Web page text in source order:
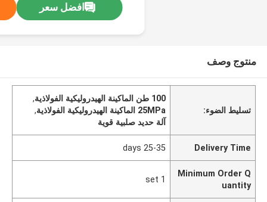
افضل سعر
منتوج وصف
تسليط الضوء:
100 طن الماكينة الهيدروليكية الفولاذية
,
25MPa الماكينة الهيدروليكية الفولاذية
,
آلة حديد صلبية قوية
Delivery Time
25-35 days
Minimum Order Q
uantity
1 set